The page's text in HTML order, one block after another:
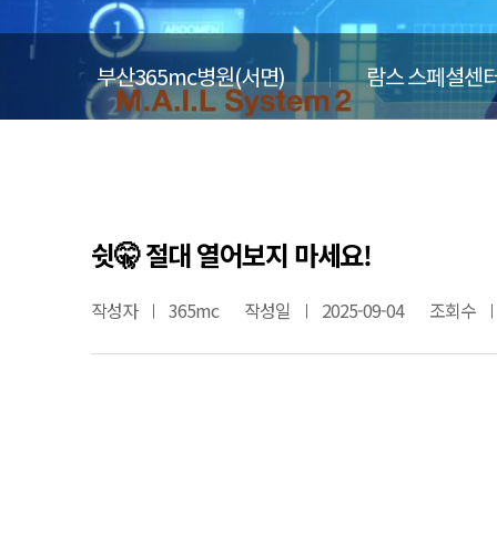
부산365mc병원(서면) 람스 스페셜센
쉿🤫 절대 열어보지 마세요!
작성자 365mc 작성일 2025-09-04 조회수